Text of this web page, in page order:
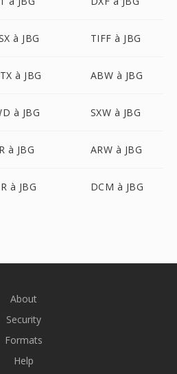
à JBG TIFF à JBG
à JBG ABW à JBG
à JBG SXW à JBG
à JBG ARW à JBG
à JBG DCM à JBG
About
Security
Formats
Help